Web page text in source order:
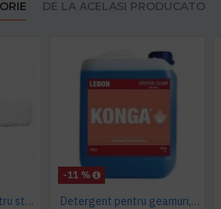
DE LA ACELASI PRODUCATOR
Suport cu burete pentru sters geamuri 35cm Limpio
-11 %
Detergent pentru geamuri, Crystal Clear, Konga, 5L